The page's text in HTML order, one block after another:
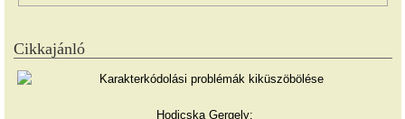
Cikkajánló
Hodicska Gergely: